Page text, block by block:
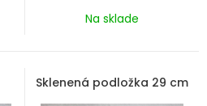
Na sklade
Sklenená podložka 29 cm